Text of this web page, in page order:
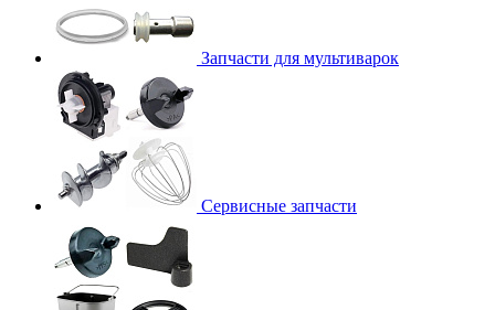
Запчасти для мультиварок
Сервисные запчасти